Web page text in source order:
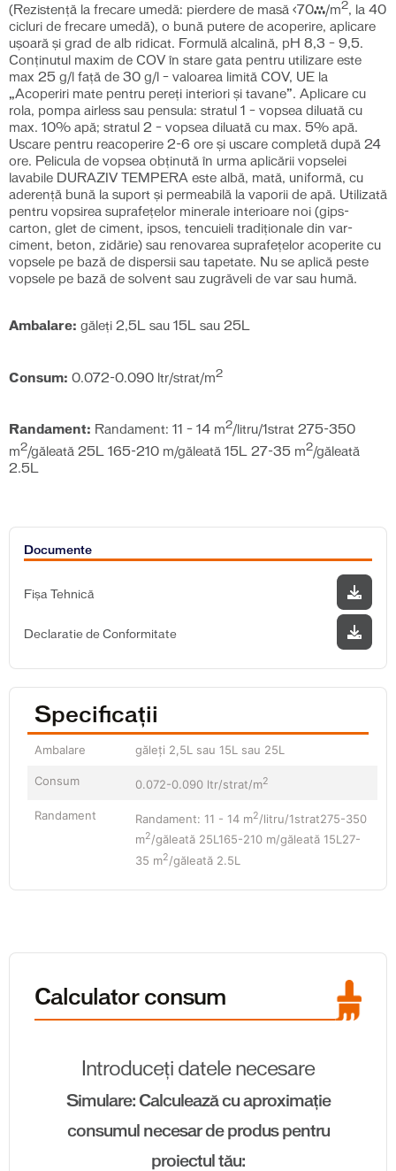
(Rezistență la frecare umedă: pierdere de masă <70μ/m2, la 40
cicluri de frecare umedă), o bună putere de acoperire, aplicare
ușoară și grad de alb ridicat. Formulă alcalină, pH 8,3 – 9,5.
Conținutul maxim de COV în stare gata pentru utilizare este
max 25 g/l față de 30 g/l – valoarea limită COV, UE la
„Acoperiri mate pentru pereţi interiori şi tavane”. Aplicare cu
rola, pompa airless sau pensula: stratul 1 – vopsea diluată cu
max. 10% apă; stratul 2 – vopsea diluată cu max. 5% apă.
Uscare pentru reacoperire 2-6 ore și uscare completă după 24
ore. Pelicula de vopsea obținută în urma aplicării vopselei
lavabile DURAZIV TEMPERA este albă, mată, uniformă, cu
aderență bună la suport și permeabilă la vaporii de apă. Utilizată
pentru vopsirea suprafețelor minerale interioare noi (gips-
carton, glet de ciment, ipsos, tencuieli tradiţionale din var-
ciment, beton, zidărie) sau renovarea suprafețelor acoperite cu
vopsele pe bază de dispersii sau tapetate. Nu se aplică peste
vopsele pe bază de solvent sau zugrăveli de var sau humă.
Ambalare: găleți 2,5L sau 15L sau 25L
Consum: 0.072-0.090 ltr/strat/m2
Randament: Randament: 11 – 14 m2/litru/1strat 275-350
m2/găleată 25L 165-210 m/găleată 15L 27-35 m2/găleată
2.5L
Documente
Fișa Tehnică
Declaratie de Conformitate
Specificații
Ambalare găleți 2,5L sau 15L sau 25L
Consum 0.072-0.090 ltr/strat/m2
Randament Randament: 11 - 14 m2/litru/1strat275-350
m2/găleată 25L165-210 m/găleată 15L27-
35 m2/găleată 2.5L
Calculator consum
Introduceți datele necesare
Simulare: Calculează cu aproximație
consumul necesar de produs pentru
proiectul tău: